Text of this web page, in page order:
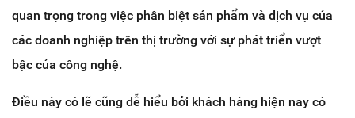
quan trọng trong việc phân biệt sản phẩm và dịch vụ của
các doanh nghiệp trên thị trường với sự phát triển vượt
bậc của công nghệ.
Điều này có lẽ cũng dễ hiểu bởi khách hàng hiện nay có